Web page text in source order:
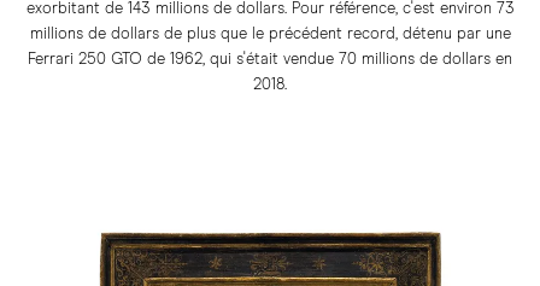
exorbitant de 143 millions de dollars. Pour référence, c'est environ 73
millions de dollars de plus que le précédent record, détenu par une
Ferrari 250 GTO de 1962, qui s'était vendue 70 millions de dollars en
2018.